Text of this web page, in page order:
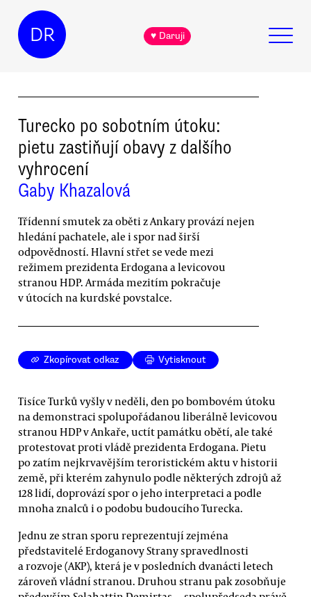
DR ♥ Daruji
Turecko po sobotním útoku:
pietu zastiňují obavy z dalšího
vyhrocení
Gaby Khazalová
Třídenní smutek za oběti z Ankary provází nejen
hledání pachatele, ale i spor nad širší
odpovědností. Hlavní střet se vede mezi
režimem prezidenta Erdogana a levicovou
stranou HDP. Armáda mezitím pokračuje
v útocích na kurdské povstalce.
Zkopírovat odkaz Vytisknout
Tisíce Turků vyšly v neděli, den po bombovém útoku
na demonstraci spolupořádanou liberálně levicovou
stranou HDP v Ankaře, uctít památku obětí, ale také
protestovat proti vládě prezidenta Erdogana. Pietu
po zatím nejkrvavějším teroristickém aktu v historii
země, při kterém zahynulo podle některých zdrojů až
128 lidí, doprovází spor o jeho interpretaci a podle
mnoha znalců i o podobu budoucího Turecka.
Jednu ze stran sporu reprezentují zejména
představitelé Erdoganovy Strany spravedlnosti
a rozvoje (AKP), která je v posledních dvanácti letech
zároveň vládní stranou. Druhou stranu pak zosobňuje